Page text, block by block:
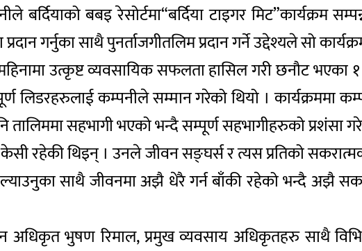
बर्दियाको बबइ रेसोर्टमा“बर्दिया टाइगर मिट”कार्यक्रम
प्रदान गर्नुका साथै पुनर्ताजगीतलिम प्रदान गर्ने उद्देश्यले सो
महिनामा उत्कृष्ट व्यवसायिक सफलता हासिल गरी छनौट भएका
लिडरहरुलाई कम्पनीले सम्मान गरेको थियो । कार्यक्रममा
सहभागी भएको भन्दै सम्पूर्ण सहभागीहरुको प्रशंसा
केसी रहेकी थिइन् । उनले जीवन सङ्घर्स र त्यस प्रतिको
साथै जीवनमा अझै धेरै गर्न बाँकी रहेको भन्दै अझै
अधिकृत भुषण रिमाल, प्रमुख व्यवसाय अधिकृतहरु साथै